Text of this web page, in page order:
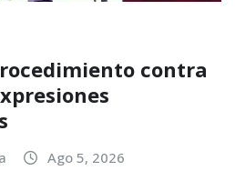
contra
Ago 5, 2026